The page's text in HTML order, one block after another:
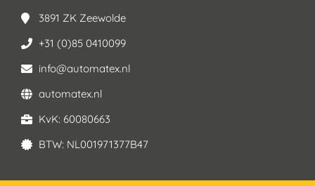
3891 ZK Zeewolde
+31 (0)85 0410099
info@automatex.nl
automatex.nl
KvK: 60080663
BTW: NL001971377B47